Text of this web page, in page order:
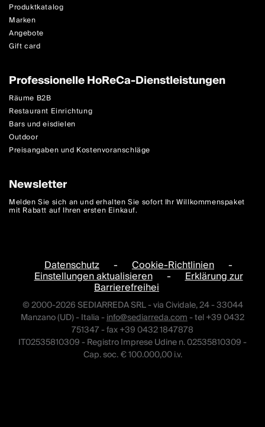
Produktkatalog
Marken
Angebote
Gift card
Professionelle HoReCa-Dienstleistungen
Räume B2B
Restaurant Einrichtung
Bars und eisdielen
Outdoor
Preisangaben und Kostenvoranschläge
Newsletter
Melden Sie sich an und erhalten Sie sofort Ihr Willkommenspaket
mit Rabatt auf Ihren ersten Einkauf.
Datenschutz - Cookie-Richtlinien -
Einstellungen aktualisieren - Erklärung zur
Barrierefreihei
© 2000-2026 SEDIARREDA SRL - via Cividale, 24 - 33044
Manzano (UD) - Italia -info@sediarreda.com- tel +39 0432
751347 - fax +39 0432 1847878
IT02535810309 - Registro Imprese Udine n. 02535810309 -
Cap. soc. € 100.000,00 i.v.